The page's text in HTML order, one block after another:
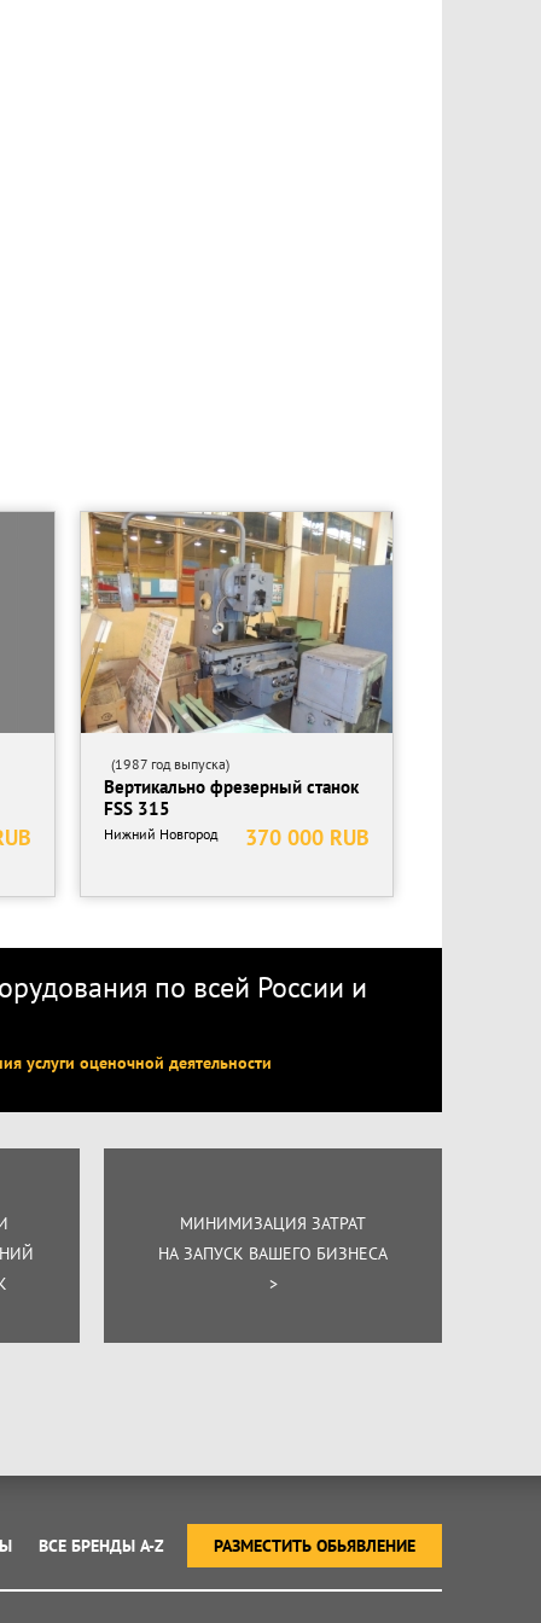
(1987 год выпуска)
Вертикально фрезерный станок
FSS 315
370 000 RUB
Нижний Новгород
по всей России и
услуги оценочной деятельности
МИНИМИЗАЦИЯ ЗАТРАТ
НА ЗАПУСК ВАШЕГО БИЗНЕСА
>
РАЗМЕСТИТЬ ОБЬЯВЛЕНИЕ
ВСЕ БРЕНДЫ A-Z